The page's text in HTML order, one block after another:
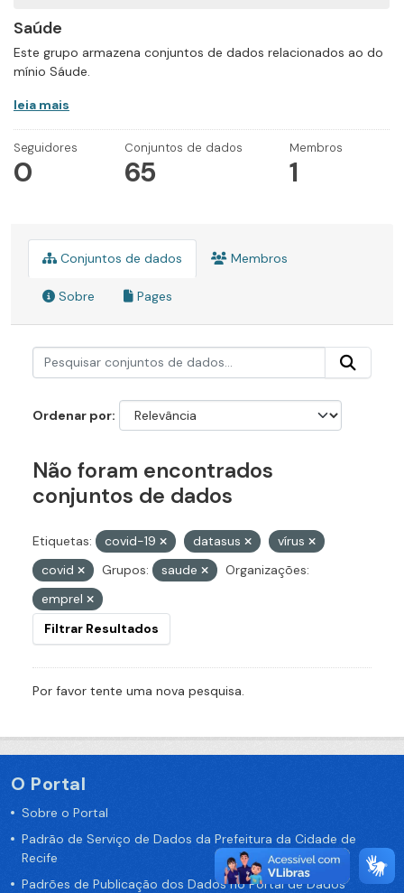
Saúde
Este grupo armazena conjuntos de dados relacionados ao do
mínio Sáude.
leia mais
Seguidores
0
Conjuntos de dados
65
Membros
1
Conjuntos de dados Membros
Sobre Pages
Ordenar por
Não foram encontrados
conjuntos de dados
Etiquetas: covid-19 datasus
vírus
covid
Grupos: saude
Organizações:
emprel
Filtrar Resultados
Por favor tente uma nova pesquisa.
O Portal
Sobre o Portal
Padrão de Serviço de Dados da Prefeitura da Cidade de
Recife
Padrões de Publicação dos Dados no Portal de Dados